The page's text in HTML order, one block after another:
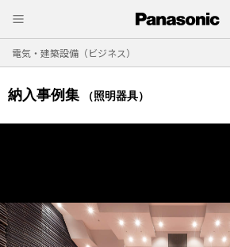
電気・建築設備（ビジネス）
納入事例集 （照明器具）